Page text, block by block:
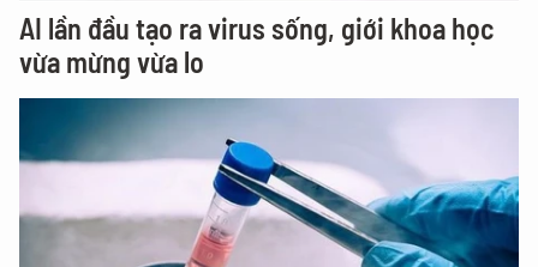
AI lần đầu tạo ra virus sống, giới khoa học
vừa mừng vừa lo